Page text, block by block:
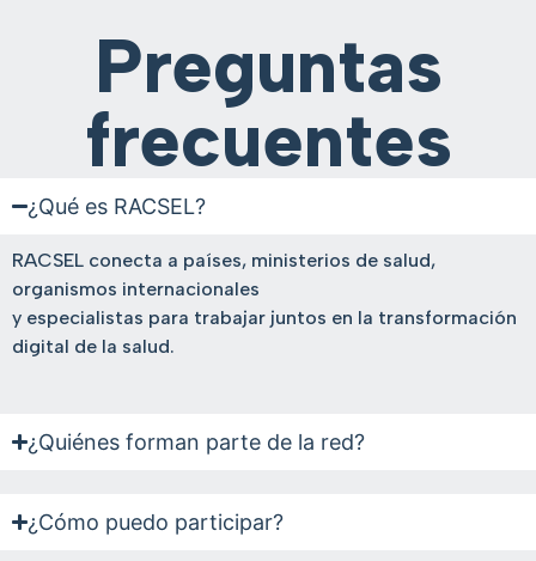
Preguntas
frecuentes
¿Qué es RACSEL?
RACSEL conecta a países, ministerios de salud,
organismos internacionales
y especialistas para trabajar juntos en la transformación
digital de la salud.
¿Quiénes forman parte de la red?
¿Cómo puedo participar?